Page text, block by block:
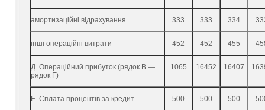
амортизаційні відрахування 333 333 334
інші операційні витрати 452 452 455
Д. Операційний прибуток (рядок В —
рядок Г)
1065 16452 16407
Е. Сплата процентів за кредит 500 500 500